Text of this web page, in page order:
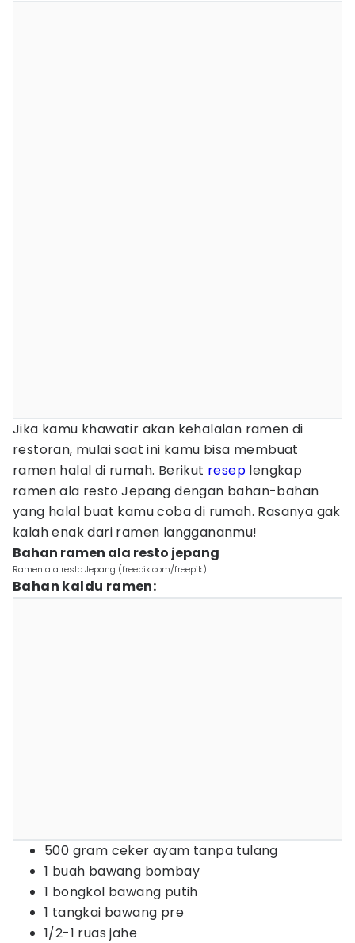
Jika kamu khawatir akan kehalalan ramen di
restoran, mulai saat ini kamu bisa membuat
ramen halal di rumah. Berikut resep lengkap
ramen ala resto Jepang dengan bahan-bahan
yang halal buat kamu coba di rumah. Rasanya gak
kalah enak dari ramen langgananmu!
Bahan ramen ala resto jepang
Ramen ala resto Jepang (freepik.com/freepik)
Bahan kaldu ramen:
500 gram ceker ayam tanpa tulang
1 buah bawang bombay
1 bongkol bawang putih
1 tangkai bawang pre
1/2-1 ruas jahe